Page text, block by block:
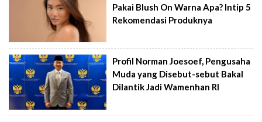
Pakai Blush On Warna Apa? Intip 5
Rekomendasi Produknya
Profil Norman Joesoef, Pengusaha
Muda yang Disebut-sebut Bakal
Dilantik Jadi Wamenhan RI